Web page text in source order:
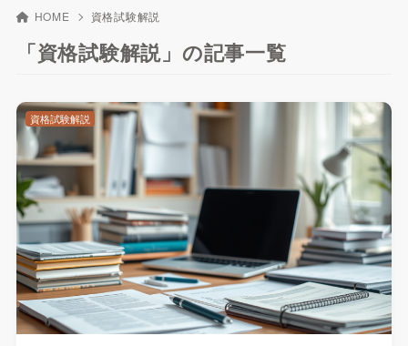
HOME 資格試験解説
「資格試験解説」の記事一覧
資格試験解説